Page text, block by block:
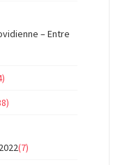
– Entre
(7)